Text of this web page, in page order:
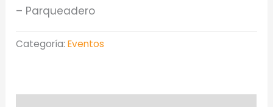
– Parqueadero
Categoría:Eventos